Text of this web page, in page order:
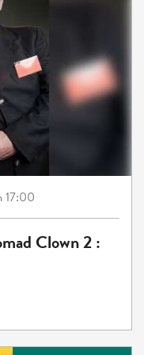
17:00
Clown 2 :